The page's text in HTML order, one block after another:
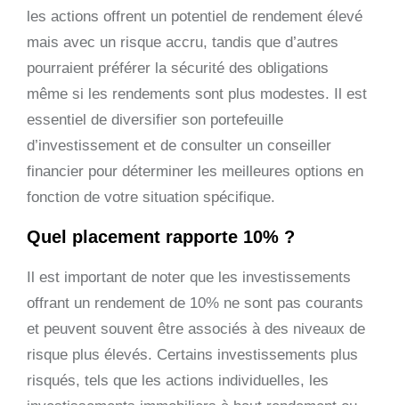
les actions offrent un potentiel de rendement élevé
mais avec un risque accru, tandis que d’autres
pourraient préférer la sécurité des obligations
même si les rendements sont plus modestes. Il est
essentiel de diversifier son portefeuille
d’investissement et de consulter un conseiller
financier pour déterminer les meilleures options en
fonction de votre situation spécifique.
Quel placement rapporte 10% ?
Il est important de noter que les investissements
offrant un rendement de 10% ne sont pas courants
et peuvent souvent être associés à des niveaux de
risque plus élevés. Certains investissements plus
risqués, tels que les actions individuelles, les